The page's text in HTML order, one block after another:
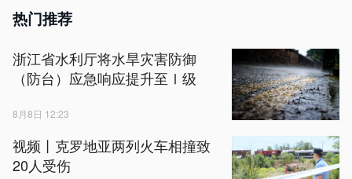
热门推荐
浙江省水利厅将水旱灾害防御
（防台）应急响应提升至Ⅰ级
8月8日 12:23
视频丨克罗地亚两列火车相撞致
20人受伤